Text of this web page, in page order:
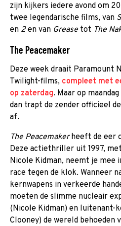
zijn kijkers iedere avond om
twee legendarische films, van
en 2en van Greasetot The
The Peacemaker
Deze week draait Paramount
Twilight-films, compleet met
op zaterdag. Maar op
dan trapt de zender officieel
af.
The Peacemakerheeft de eer
Deze actiethriller uit 1997,
Nicole Kidman, neemt je mee
race tegen de klok. Wanneer
kernwapens in verkeerde
moeten de slimme nucleair
(Nicole Kidman) en luitenant-
Clooney) de wereld behoeden